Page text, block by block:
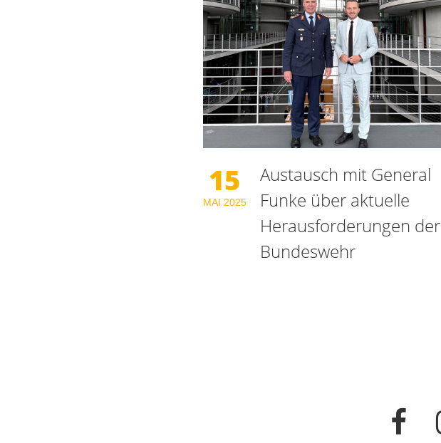
15
MAI 2025
Austausch mit General
Funke über aktuelle
Herausforderungen der
Bundeswehr